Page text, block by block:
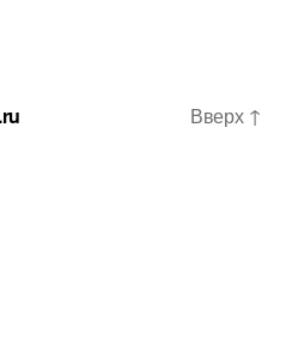
Вверх ↑